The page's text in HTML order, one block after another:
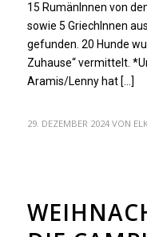
15 RumänInnen von
sowie 5 GriechInnen
gefunden. 20 Hunde
Zuhause“ vermittelt.
Aramis/Lenny hat […]
29. DEZEMBER 2024 VON